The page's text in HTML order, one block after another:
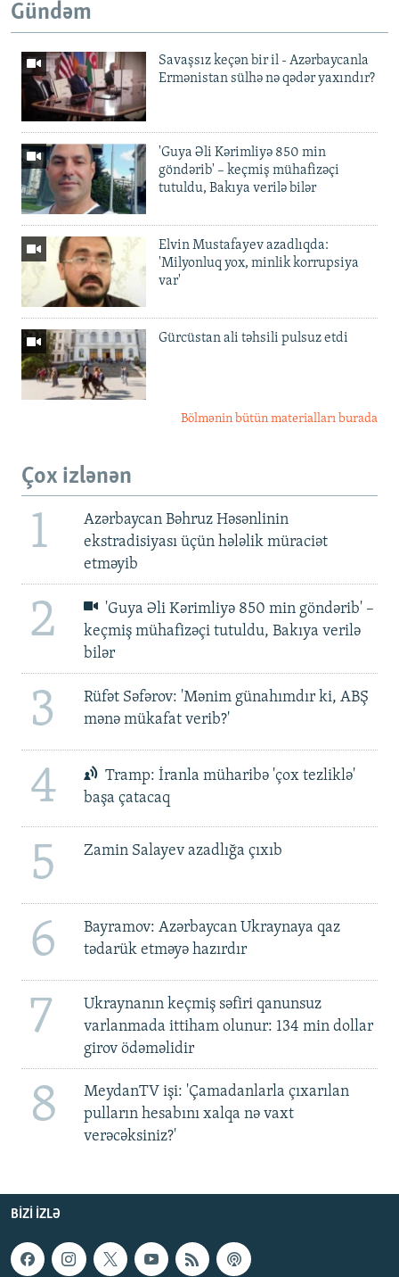
Gündəm
Savaşsız keçən bir il - Azərbaycanla
Ermənistan sülhə nə qədər yaxındır?
'Guya Əli Kərimliyə 850 min
göndərib' – keçmiş mühafizəçi
tutuldu, Bakıya verilə bilər
Elvin Mustafayev azadlıqda:
'Milyonluq yox, minlik korrupsiya
var'
Gürcüstan ali təhsili pulsuz etdi
Bölmənin bütün materialları burada
Çox izlənən
1
Azərbaycan Bəhruz Həsənlinin
ekstradisiyası üçün hələlik müraciət
etməyib
2
'Guya Əli Kərimliyə 850 min göndərib' –
keçmiş mühafizəçi tutuldu, Bakıya verilə
bilər
3
Rüfət Səfərov: 'Mənim günahımdır ki, ABŞ
mənə mükafat verib?'
4
Tramp: İranla müharibə 'çox tezliklə'
başa çatacaq
5 Zamin Salayev azadlığa çıxıb
6
Bayramov: Azərbaycan Ukraynaya qaz
tədarük etməyə hazırdır
7
Ukraynanın keçmiş səfiri qanunsuz
varlanmada ittiham olunur: 134 min dollar
girov ödəməlidir
8
MeydanTV işi: 'Çamadanlarla çıxarılan
pulların hesabını xalqa nə vaxt
verəcəksiniz?'
BIZI IZLƏ